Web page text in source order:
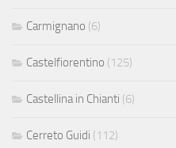
Carmignano (6)
Castelfiorentino (125)
Castellina in Chianti (6)
Cerreto Guidi (112)